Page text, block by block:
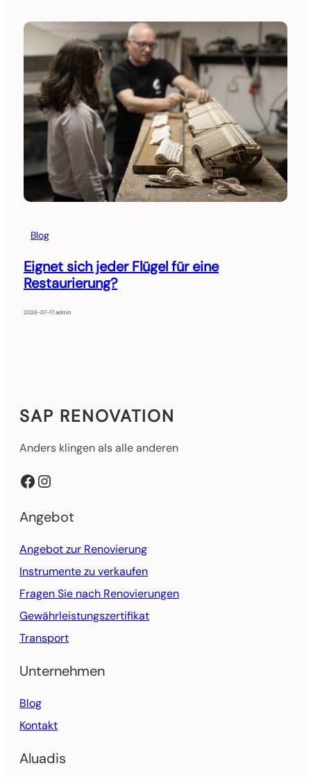
Blog
Eignet sich jeder Flügel für eine
Restaurierung?
2026-07-17.admin
SAP RENOVATION
Anders klingen als alle anderen
Facebook Instagram
Angebot
Angebot zur Renovierung
Instrumente zu verkaufen
Fragen Sie nach Renovierungen
Gewährleistungszertifikat
Transport
Unternehmen
Blog
Kontakt
Aluadis